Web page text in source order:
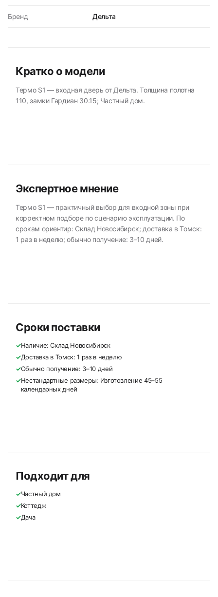
Бренд Дельта
Кратко о модели
Термо S1 — входная дверь от Дельта. Толщина полотна
110, замки Гардиан 30.15; Частный дом.
Экспертное мнение
Термо S1 — практичный выбор для входной зоны при
корректном подборе по сценарию эксплуатации. По
срокам ориентир: Склад Новосибирск; доставка в Томск:
1 раз в неделю; обычно получение: 3–10 дней.
Сроки поставки
✓Наличие: Склад Новосибирск
✓Доставка в Томск: 1 раз в неделю
✓Обычно получение: 3–10 дней
✓Нестандартные размеры: Изготовление 45–55
календарных дней
Подходит для
✓Частный дом
✓Коттедж
✓Дача